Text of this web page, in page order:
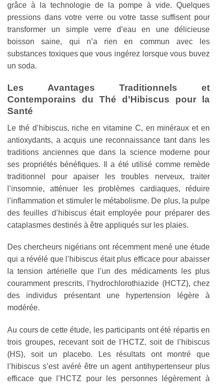
grâce à la technologie de la pompe à vide. Quelques
pressions dans votre verre ou votre tasse suffisent pour
transformer un simple verre d’eau en une délicieuse
boisson saine, qui n’a rien en commun avec les
substances toxiques que vous ingérez lorsque vous buvez
un soda.
Les Avantages Traditionnels et
Contemporains du Thé d’Hibiscus pour la
Santé
Le thé d’hibiscus, riche en vitamine C, en minéraux et en
antioxydants, a acquis une reconnaissance tant dans les
traditions anciennes que dans la science moderne pour
ses propriétés bénéfiques. Il a été utilisé comme remède
traditionnel pour apaiser les troubles nerveux, traiter
l’insomnie, atténuer les problèmes cardiaques, réduire
l’inflammation et stimuler le métabolisme. De plus, la pulpe
des feuilles d’hibiscus était employée pour préparer des
cataplasmes destinés à être appliqués sur les plaies.
Des chercheurs nigérians ont récemment mené une étude
qui a révélé que l’hibiscus était plus efficace pour abaisser
la tension artérielle que l’un des médicaments les plus
couramment prescrits, l’hydrochlorothiazide (HCTZ), chez
des individus présentant une hypertension légère à
modérée.
Au cours de cette étude, les participants ont été répartis en
trois groupes, recevant soit de l’HCTZ, soit de l’hibiscus
(HS), soit un placebo. Les résultats ont montré que
l’hibiscus s’est avéré être un agent antihypertenseur plus
efficace que l’HCTZ pour les personnes légèrement à